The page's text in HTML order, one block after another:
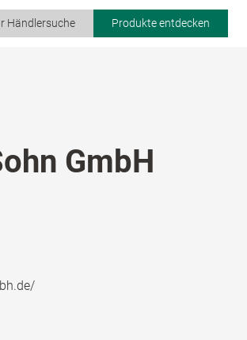
Händlersuche Produkte entdecken
GmbH